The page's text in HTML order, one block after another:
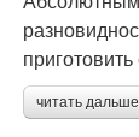
читать